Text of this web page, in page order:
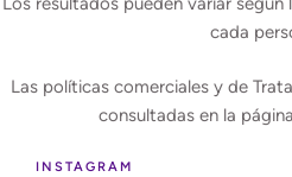
cada
Las políticas comerciales y de
consultadas en la página
INSTAGRAM